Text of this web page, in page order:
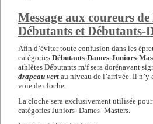
Message aux coureurs
Débutants et Débutants-
Afin d’éviter toute confusion dans les
catégories Débutants-Dames-Juniors-
athlètes Débutants m/f sera dorénavant
drapeau vert au niveau de l’arrivée. Il
voie de cloche.
La cloche sera exclusivement utilisée pour
catégories Juniors- Dames- Masters.